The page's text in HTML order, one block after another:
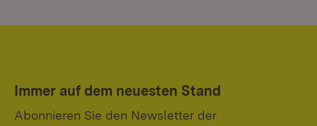
Immer auf dem neuesten Stand
Abonnieren Sie den Newsletter der